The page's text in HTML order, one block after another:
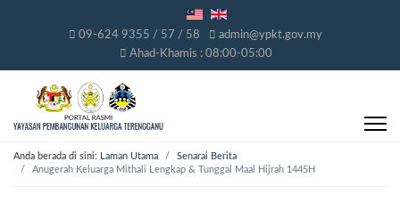
09-624 9355 / 57 / 58
admin@ypkt.gov.my
Ahad-Khamis : 08:00-05:00
Anda berada di sini: Laman Utama
Senarai Berita
Anugerah Keluarga Mithali Lengkap & Tunggal Maal Hijrah 1445H